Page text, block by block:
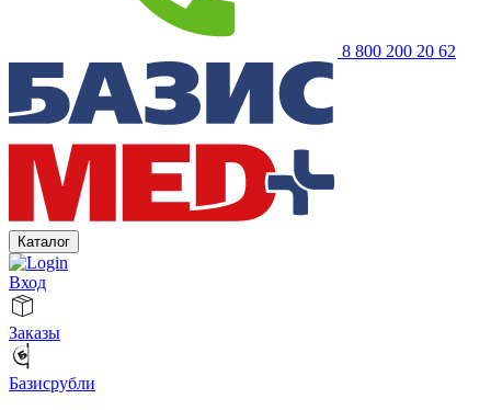
8 800 200 20 62
Каталог
Вход
Заказы
Базисрубли